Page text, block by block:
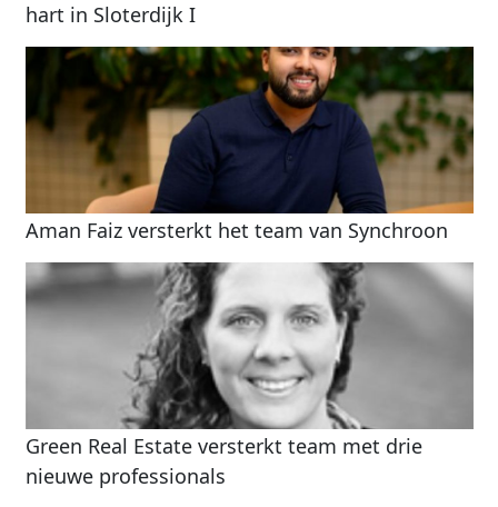
hart in Sloterdijk I
Aman Faiz versterkt het team van Synchroon
Green Real Estate versterkt team met drie
nieuwe professionals